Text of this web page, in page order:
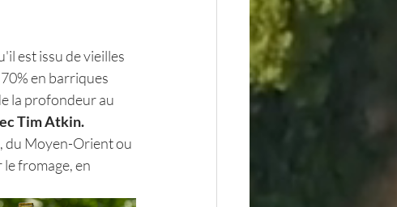
est issu de vieilles
en barriques
la profondeur au
Tim Atkin.
du Moyen-Orient ou
fromage, en